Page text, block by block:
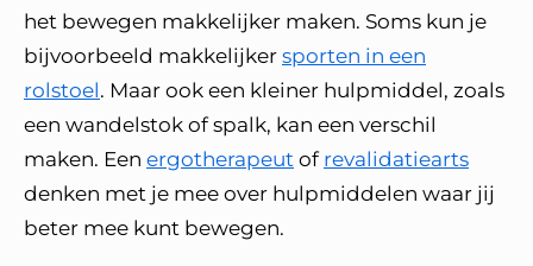
het bewegen makkelijker maken. Soms kun je
bijvoorbeeld makkelijker sporten in een
rolstoel. Maar ook een kleiner hulpmiddel, zoals
een wandelstok of spalk, kan een verschil
maken. Een ergotherapeut of revalidatiearts
denken met je mee over hulpmiddelen waar jij
beter mee kunt bewegen.